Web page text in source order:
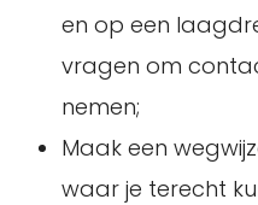
en op een
vragen om
nemen;
Maak een
waar je terecht